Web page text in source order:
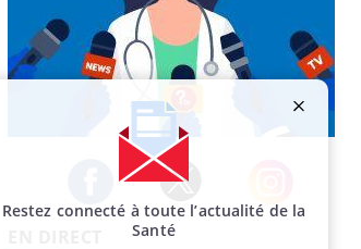
Facebook Twitter Instagram
Restez connecté à toute l’actualité de la
Santé